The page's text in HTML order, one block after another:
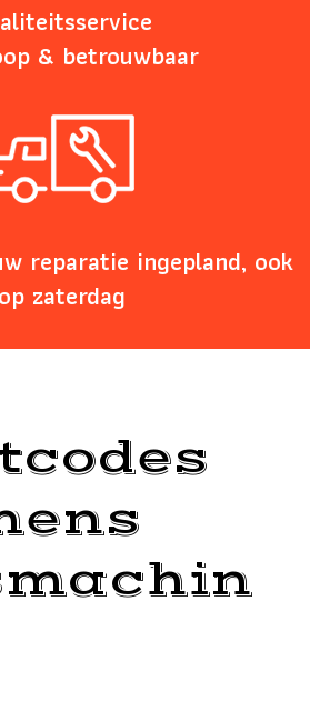
& betrouwbaar
reparatie ingepland, ook
op zaterdag